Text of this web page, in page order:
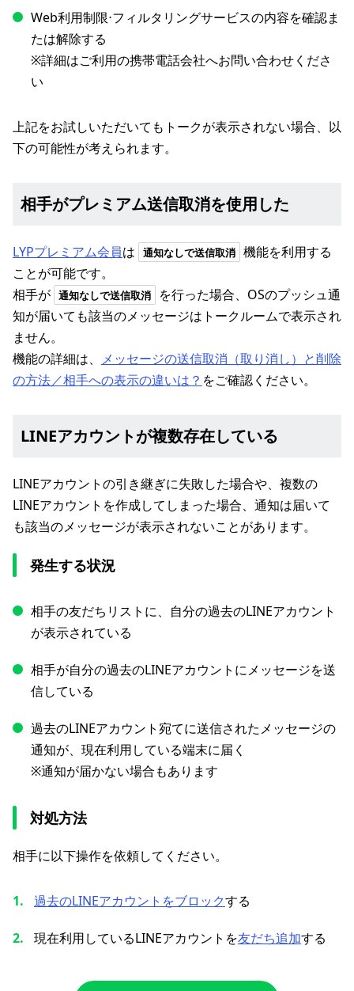
Web利用制限⋅フィルタリングサービスの内容を確認ま
たは解除する
※詳細はご利用の携帯電話会社へお問い合わせくださ
い
上記をお試しいただいてもトークが表示されない場合、以
下の可能性が考えられます。
相手がプレミアム送信取消を使用した
LYPプレミアム会員は 通知なしで送信取消 機能を利用する
ことが可能です。
相手が 通知なしで送信取消
を行った場合、OSのプッシュ通
知が届いても該当のメッセージはトークルームで表示され
ません。
機能の詳細は、 メッセージの送信取消（取り消し）と削除
の方法／相手への表示の違いは？ をご確認ください。
LINEアカウントが複数存在している
LINEアカウントの引き継ぎに失敗した場合や、複数の
LINEアカウントを作成してしまった場合、通知は届いて
も該当のメッセージが表示されないことがあります。
発生する状況
相手の友だちリストに、自分の過去のLINEアカウント
が表示されている
相手が自分の過去のLINEアカウントにメッセージを送
信している
過去のLINEアカウント宛てに送信されたメッセージの
通知が、現在利用している端末に届く
※通知が届かない場合もあります
対処方法
相手に以下操作を依頼してください。
過去のLINEアカウントをブロックする
現在利用しているLINEアカウントを友だち追加する